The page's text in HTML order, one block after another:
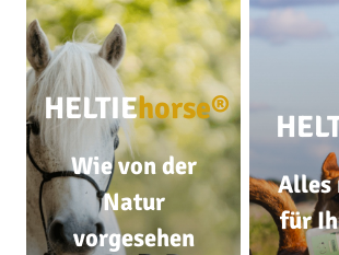
HELTIEhorse®
Wie von der
Natur
vorgesehen
Alles
für